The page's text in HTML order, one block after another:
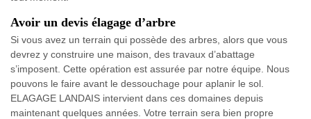
Avoir un devis élagage d’arbre
Si vous avez un terrain qui possède des arbres, alors que vous
devrez y construire une maison, des travaux d’abattage
s’imposent. Cette opération est assurée par notre équipe. Nous
pouvons le faire avant le dessouchage pour aplanir le sol.
ELAGAGE LANDAIS intervient dans ces domaines depuis
maintenant quelques années. Votre terrain sera bien propre